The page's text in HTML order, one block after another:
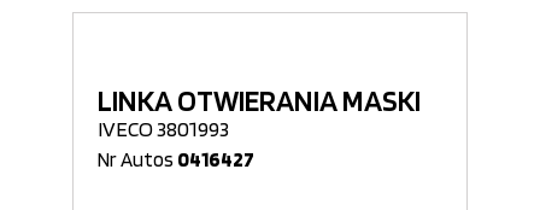
LINKA OTWIERANIA MASKI
IVECO 3801993
Nr Autos 0416427